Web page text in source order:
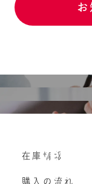
購入の流れ
よくいた
車両買い取
在庫情報
購入の流れ